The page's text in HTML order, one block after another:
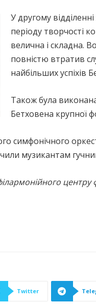
У другому
періоду творчості
велична і складна.
повністю втратив
найбільших успіхів
Також була
Бетховена крупної
симфонічного
музикантам
центру
Twitter